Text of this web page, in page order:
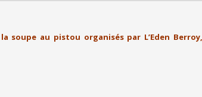
soupe au pistou organisés par L’Eden